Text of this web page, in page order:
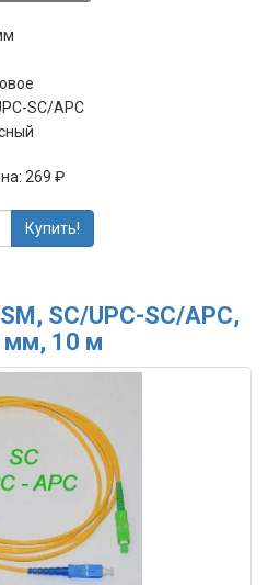
SC/APC
269 ₽
Купить!
SC/UPC-SC/APC,
мм, 10 м